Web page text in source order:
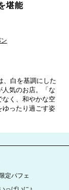
堪能
、白を基調にした
気のお店。「な
なく、和やかな空
ゆったり過ごす姿
定パフェ